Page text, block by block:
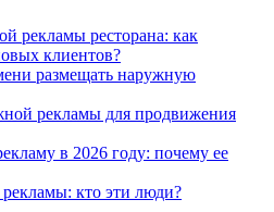
рекламы ресторана: как
клиентов?
размещать наружную
рекламы для продвижения
в 2026 году: почему ее
кто эти люди?